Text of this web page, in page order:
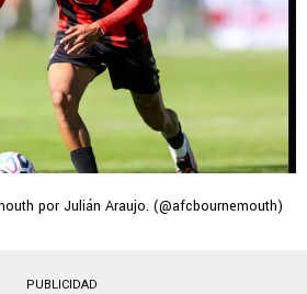
por Julián Araujo. (@afcbournemouth)
PUBLICIDAD